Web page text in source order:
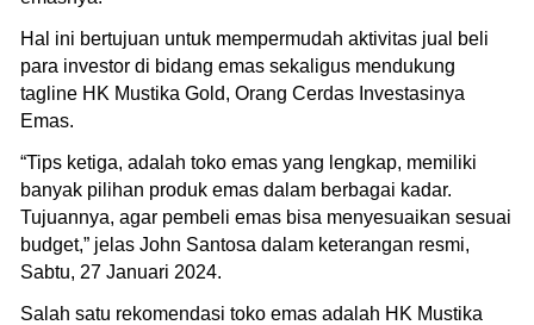
Hal ini bertujuan untuk mempermudah aktivitas jual beli
para investor di bidang emas sekaligus mendukung
tagline HK Mustika Gold, Orang Cerdas Investasinya
Emas.
“Tips ketiga, adalah toko emas yang lengkap, memiliki
banyak pilihan produk emas dalam berbagai kadar.
Tujuannya, agar pembeli emas bisa menyesuaikan sesuai
budget,” jelas John Santosa dalam keterangan resmi,
Sabtu, 27 Januari 2024.
Salah satu rekomendasi toko emas adalah HK Mustika